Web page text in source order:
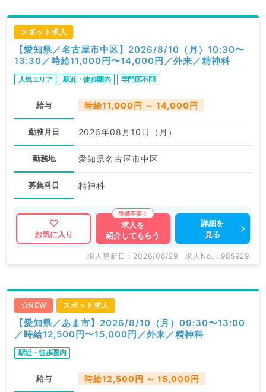
スポット求人
【愛知県／名古屋市中区】2026/8/10（月）10:30〜
13:30／時給11,000円〜14,000円／外来／精神科
人気エリア 駅近・徒歩圏内 専門医不問
給与 時給11,000円 ～ 14,000円
勤務月日 2026年08月10日（月）
勤務地 愛知県名古屋市中区
募集科目 精神科
お気に入り
求人を
紹介してもらう
詳細を
見る
求人更新日 : 2026/06/29 求人No. : 985929
NEW スポット求人
【愛知県／あま市】2026/8/10（月）09:30〜13:00
／時給12,500円〜15,000円／外来／精神科
駅近・徒歩圏内
給与 時給12,500円 ～ 15,000円